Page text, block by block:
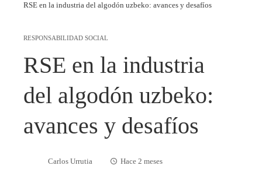
RSE en la industria del algodón uzbeko: avances y desafíos
RESPONSABILIDAD SOCIAL
RSE en la industria
del algodón uzbeko:
avances y desafíos
Carlos Urrutia Hace 2 meses